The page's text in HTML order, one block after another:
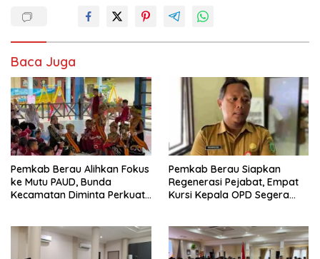
Baca Juga
Pemkab Berau Alihkan Fokus
ke Mutu PAUD, Bunda
Kecamatan Diminta Perkuat
Pemkab Berau Siapkan
Regenerasi Pejabat, Empat
Kursi Kepala OPD Segera